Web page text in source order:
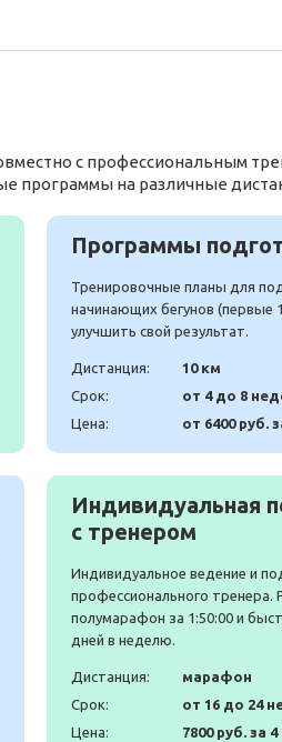
с профессиональным
программы на различные
Программы
Тренировочные планы для
начинающих бегунов (первые
улучшить свой результат.
Дистанция:
10 км
Срок:
от 4 до 8
Цена:
от 6400 руб.
Индивидуальная
с тренером
Индивидуальное ведение и
профессионального тренера.
полумарафон за 1:50:00 и
дней в неделю.
Дистанция:
марафон
Срок:
от 16 до 24
Цена:
7800 руб. за